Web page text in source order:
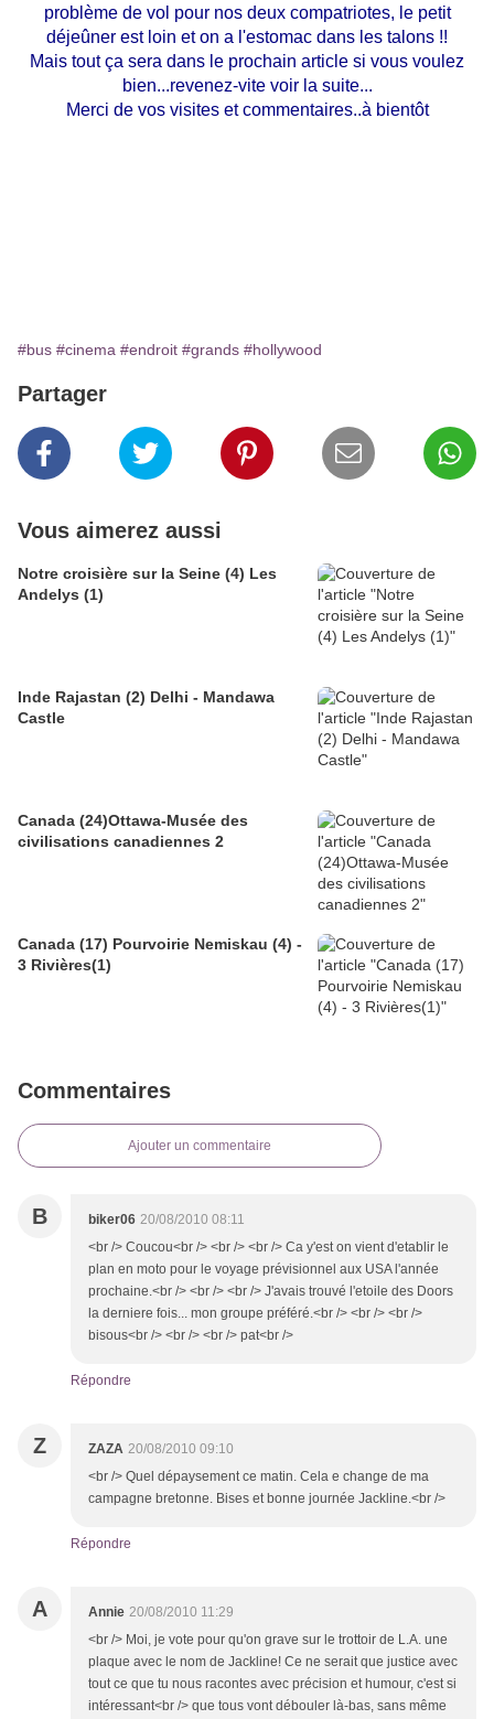
problème de vol pour nos deux compatriotes, le petit
déjeûner est loin et on a l'estomac dans les talons !!
Mais tout ça sera dans le prochain article si vous voulez
bien...revenez-vite voir la suite...
Merci de vos visites et commentaires..à bientôt
#bus #cinema #endroit #grands #hollywood
Partager
Vous aimerez aussi
Notre croisière sur la Seine (4) Les
Andelys (1)
Inde Rajastan (2) Delhi - Mandawa
Castle
Canada (24)Ottawa-Musée des
civilisations canadiennes 2
Canada (17) Pourvoirie Nemiskau (4) -
3 Rivières(1)
Commentaires
Ajouter un commentaire
B biker06 20/08/2010 08:11
<br /> Coucou<br /> <br /> <br /> Ca y'est on vient d'etablir le
plan en moto pour le voyage prévisionnel aux USA l'année
prochaine.<br /> <br /> <br /> J'avais trouvé l'etoile des Doors
la derniere fois... mon groupe préféré.<br /> <br /> <br />
bisous<br /> <br /> <br /> pat<br />
Répondre
Z ZAZA 20/08/2010 09:10
<br /> Quel dépaysement ce matin. Cela e change de ma
campagne bretonne. Bises et bonne journée Jackline.<br />
Répondre
A Annie 20/08/2010 11:29
<br /> Moi, je vote pour qu'on grave sur le trottoir de L.A. une
plaque avec le nom de Jackline! Ce ne serait que justice avec
tout ce que tu nous racontes avec précision et humour, c'est si
intéressant<br /> que tous vont débouler là-bas, sans même